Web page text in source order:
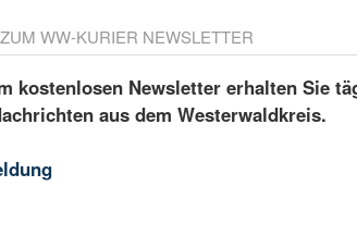
WW-KURIER NEWSLETTER
kostenlosen Newsletter erhalten Sie
aus dem Westerwaldkreis.